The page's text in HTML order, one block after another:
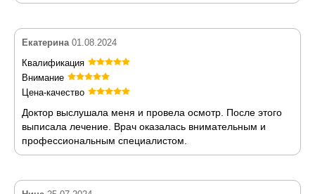
Екатерина 01.08.2024
Квалификация
Внимание
Цена-качество
Доктор выслушала меня и провела осмотр. После этого
выписала лечение. Врач оказалась внимательным и
профессиональным специалистом.